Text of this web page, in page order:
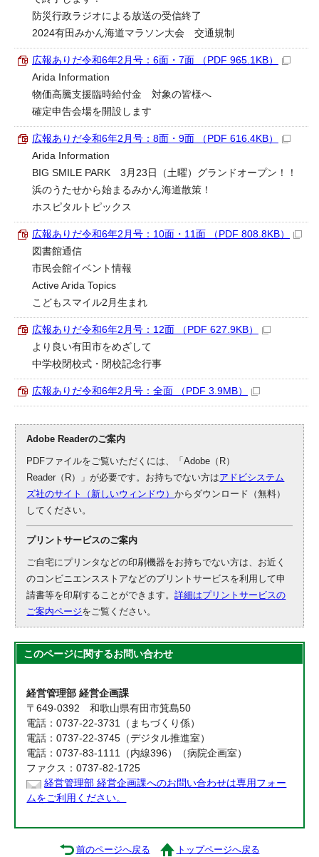
防災行政ラジオによる放送の受信終了
2024有田みかん海道マラソン大会 交通規制
広報ありだ令和6年2月号：6面・7面 （PDF 965.1KB）
Arida Information
物価高騰支援臨時給付金 対象の皆様へ
確定申告会場を開設します
広報ありだ令和6年2月号：8面・9面 （PDF 616.4KB）
Arida Information
BIG SMILE PARK 3月23日（土曜）グランドオープン！！
浜のうたせから始まるみかん海道散策！
ホスピタルトピックス
広報ありだ令和6年2月号：10面・11面 （PDF 808.8KB）
図書館通信
市民会館イベント情報
Active Arida Topics
こどもスマイル2月生まれ
広報ありだ令和6年2月号：12面 （PDF 627.9KB）
より良い有田市をめざして
中学校閉校式・閉校記念行事
広報ありだ令和6年2月号：全面 （PDF 3.9MB）
Adobe Readerのご案内
PDFファイルをご覧いただくには、「Adobe（R）
Reader（R）」が必要です。お持ちでない方はアドビシステム
ズ社のサイト（新しいウィンドウ）からダウンロード（無料）
してください。
プリントサービスのご案内
ご自宅にプリンタなどの印刷機器をお持ちでない方は、お近く
のコンビニエンスストアなどのプリントサービスを利用して申
請書等を印刷することができます。詳細はプリントサービスの
ご案内ページをご覧ください。
このページに関するお問い合わせ
経営管理部 経営企画課
〒649-0392 和歌山県有田市箕島50
電話：0737-22-3731（まちづくり係）
電話：0737-22-3745（デジタル推進室）
電話：0737-83-1111（内線396）（病院企画室）
ファクス：0737-82-1725
経営管理部 経営企画課へのお問い合わせは専用フォー
ムをご利用ください。
前のページへ戻る トップページへ戻る